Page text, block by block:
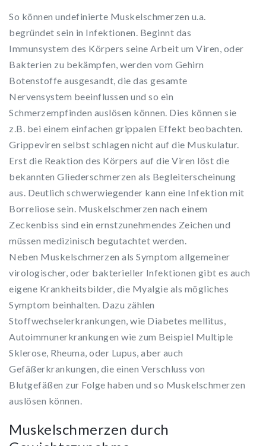
So können undefinierte Muskelschmerzen u.a.
begründet sein in Infektionen. Beginnt das
Immunsystem des Körpers seine Arbeit um Viren, oder
Bakterien zu bekämpfen, werden vom Gehirn
Botenstoffe ausgesandt, die das gesamte
Nervensystem beeinflussen und so ein
Schmerzempfinden auslösen können. Dies können sie
z.B. bei einem einfachen grippalen Effekt beobachten.
Grippeviren selbst schlagen nicht auf die Muskulatur.
Erst die Reaktion des Körpers auf die Viren löst die
bekannten Gliederschmerzen als Begleiterscheinung
aus. Deutlich schwerwiegender kann eine Infektion mit
Borreliose sein. Muskelschmerzen nach einem
Zeckenbiss sind ein ernstzunehmendes Zeichen und
müssen medizinisch begutachtet werden.
Neben Muskelschmerzen als Symptom allgemeiner
virologischer, oder bakterieller Infektionen gibt es auch
eigene Krankheitsbilder, die Myalgie als mögliches
Symptom beinhalten. Dazu zählen
Stoffwechselerkrankungen, wie Diabetes mellitus,
Autoimmunerkrankungen wie zum Beispiel Multiple
Sklerose, Rheuma, oder Lupus, aber auch
Gefäßerkrankungen, die einen Verschluss von
Blutgefäßen zur Folge haben und so Muskelschmerzen
auslösen können.
Muskelschmerzen durch